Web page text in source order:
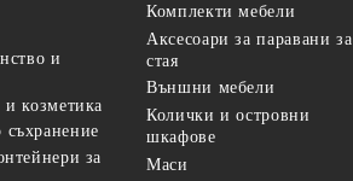
и
козметика
за
Комплекти мебели
Аксесоари за паравани за
стая
Външни мебели
Колички и островни
шкафове
Маси